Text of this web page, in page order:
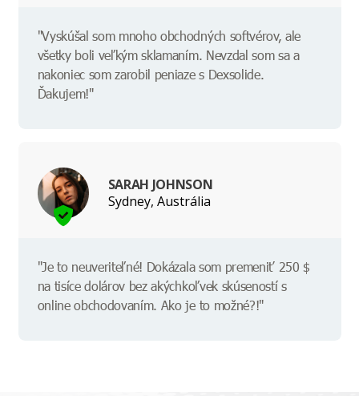
"Vyskúšal som mnoho obchodných softvérov, ale
všetky boli veľkým sklamaním. Nevzdal som sa a
nakoniec som zarobil peniaze s Dexsolide.
Ďakujem!"
SARAH JOHNSON
Sydney, Austrália
"Je to neuveriteľné! Dokázala som premeniť 250 $
na tisíce dolárov bez akýchkoľvek skúseností s
online obchodovaním. Ako je to možné?!"